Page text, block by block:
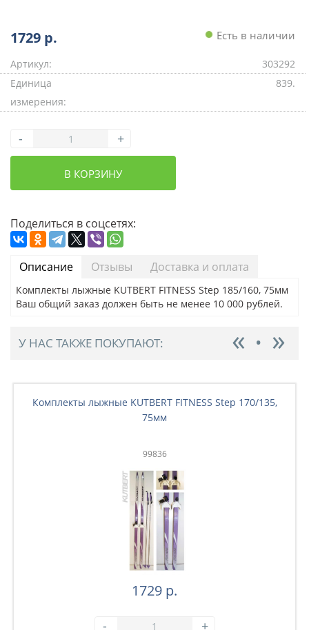
1729 р. Есть в наличии
Артикул:
303292
Единица
измерения:
839.
- +
В КОРЗИНУ
Поделиться в соцсетях:
Описание Отзывы Доставка и оплата
Комплекты лыжные KUTBERT FITNESS Step 185/160, 75мм
Ваш общий заказ должен быть не менее 10 000 рублей.
У НАС ТАКЖЕ ПОКУПАЮТ:
Комплекты лыжные KUTBERT FITNESS Step 170/135,
75мм
99836
1729 р.
- +